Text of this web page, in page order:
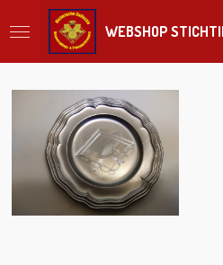
direct
hoofdinhoud